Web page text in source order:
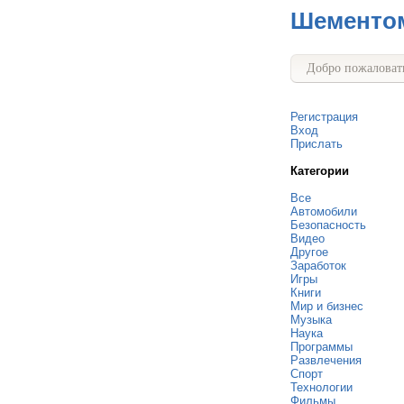
Добро
Регистрация
Вход
Прислать
Категории
Все
Автомобили
Безопасность
Видео
Другое
Заработок
Игры
Книги
Мир и бизнес
Музыка
Наука
Программы
Развлечения
Спорт
Технологии
Фильмы